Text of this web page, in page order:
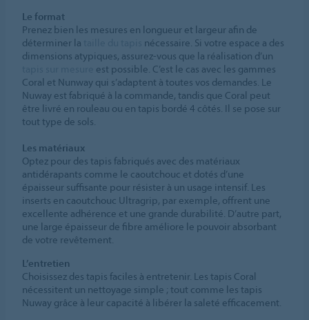
Le format
Prenez bien les mesures en longueur et largeur afin de
déterminer la
nécessaire. Si votre espace a des
dimensions atypiques, assurez-vous que la réalisation d’un
est possible. C’est le cas avec les gammes
Coral et Nunway qui s’adaptent à toutes vos demandes. Le
Nuway est fabriqué à la commande, tandis que Coral peut
être livré en rouleau ou en tapis bordé 4 côtés. Il se pose sur
tout type de sols.
Les matériaux
Optez pour des tapis fabriqués avec des matériaux
antidérapants comme le caoutchouc et dotés d’une
épaisseur suffisante pour résister à un usage intensif. Les
inserts en caoutchouc Ultragrip, par exemple, offrent une
excellente adhérence et une grande durabilité. D’autre part,
une large épaisseur de fibre améliore le pouvoir absorbant
de votre revêtement.
L’entretien
Choisissez des tapis faciles à entretenir. Les tapis Coral
nécessitent un nettoyage simple ; tout comme les tapis
Nuway grâce à leur capacité à libérer la saleté efficacement.